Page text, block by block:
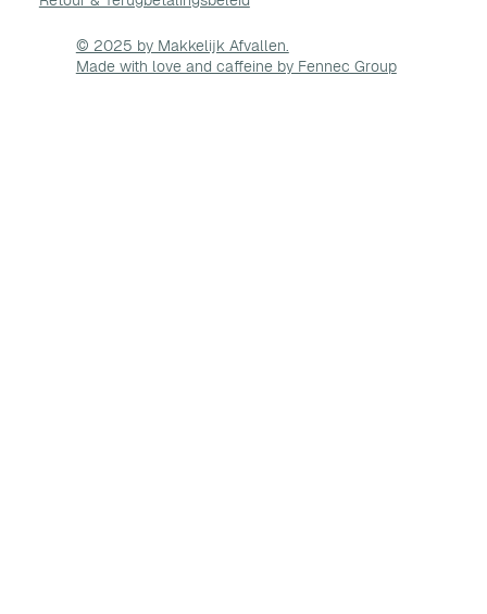
© 2025 by Makkelijk Afvallen.
Made with love and caffeine by Fennec Group